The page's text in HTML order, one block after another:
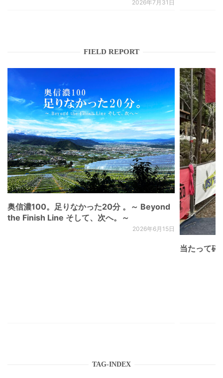
2026年7月31日
FIELD REPORT
奥信濃100。足りなかった20分 。～ Beyond
the Finish Line そして、次へ。～
2026年6月15日
当たって砕
TAG-INDEX